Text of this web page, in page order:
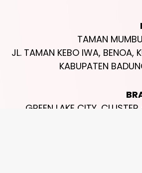
TAMAN
JL. TAMAN KEBO IWA, BENOA,
KABUPATEN
GREEN LAKE CITY,